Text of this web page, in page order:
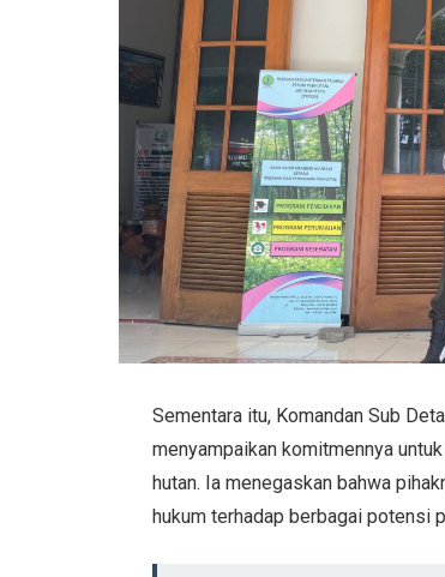
Sementara itu, Komandan Sub
menyampaikan komitmennya
hutan. Ia menegaskan bahwa
hukum terhadap berbagai potensi